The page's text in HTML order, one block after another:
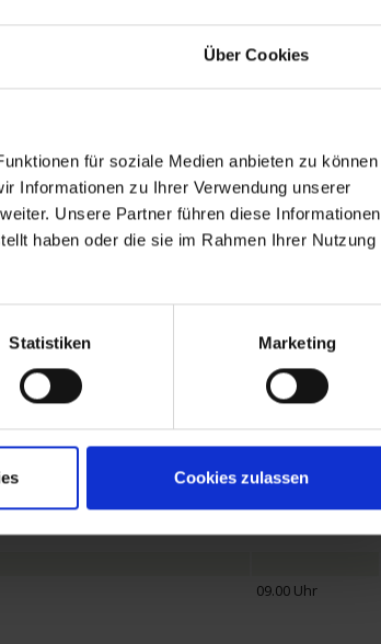
Über Cookies
für soziale Medien anbieten zu können
Informationen zu Ihrer Verwendung unserer
Unsere Partner führen diese Informationen
haben oder die sie im Rahmen Ihrer Nutzung
Statistiken Marketing
Cookies zulassen
Termine Mobilität
18.30 Uhr
09.00 Uhr
09.00 Uhr